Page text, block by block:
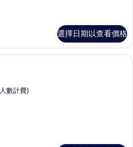
選擇日期以查看價格
羽絨被、迷你吧、客房內保險箱、書桌
數計費)